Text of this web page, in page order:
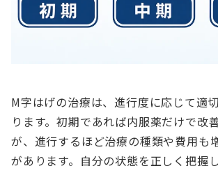
M字はげの治療は、進行度に応じて適
ります。初期であれば内服薬だけで改
が、進行するほど治療の種類や費用も
があります。自分の状態を正しく把握